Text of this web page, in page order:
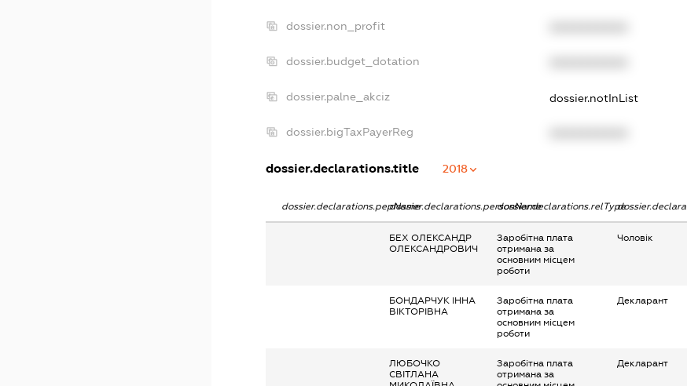
dossier.non_profit
dossier.budget_dotation
dossier.palne_akciz dossier.notInList
dossier.bigTaxPayerReg
dossier.declarations.title 2018
dossier.declarations.pepNamedossier.declarations.personNamedossier.declarations.relType
БЕХ ОЛЕКСАНДР
ОЛЕКСАНДРОВИЧ
Заробітна плата
отримана за
основним місцем
роботи
Чоловік
БОНДАРЧУК ІННА
ВІКТОРІВНА
Заробітна плата
отримана за
основним місцем
роботи
Декларант
ЛЮБОЧКО
СВІТЛАНА
Заробітна плата
отримана за
Декларант